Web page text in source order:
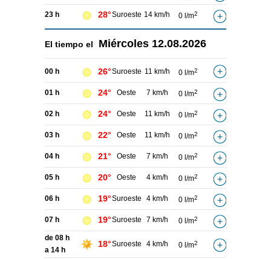
23 h 28°Suroeste 14 km/h 0 l/m2
El tiempo el Miércoles 12.08.2026
00 h 26°Suroeste 11 km/h 0 l/m2
01 h 24° Oeste 7 km/h 0 l/m2
02 h 24° Oeste 11 km/h 0 l/m2
03 h 22° Oeste 11 km/h 0 l/m2
04 h 21° Oeste 7 km/h 0 l/m2
05 h 20° Oeste 4 km/h 0 l/m2
06 h 19°Suroeste 4 km/h 0 l/m2
07 h 19°Suroeste 7 km/h 0 l/m2
de 08 h
a 14 h
18°Suroeste 4 km/h 0 l/m2